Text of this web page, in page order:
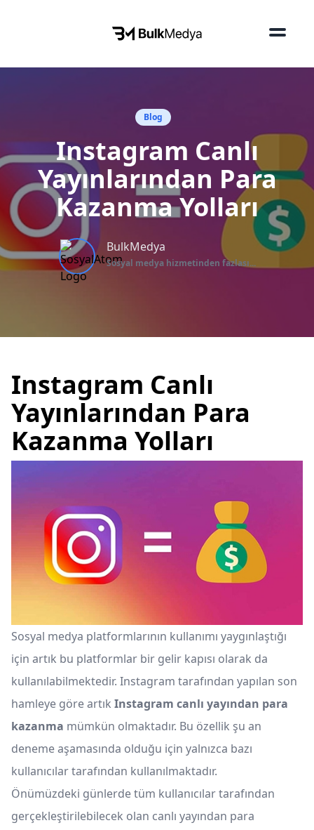
Blog
Instagram Canlı
Yayınlarından Para
Kazanma Yolları
BulkMedya
Sosyal medya hizmetinden fazlası...
Instagram Canlı
Yayınlarından Para
Kazanma Yolları
Sosyal medya platformlarının kullanımı yaygınlaştığı
için artık bu platformlar bir gelir kapısı olarak da
kullanılabilmektedir. Instagram tarafından yapılan son
hamleye göre artık Instagram canlı yayından para
kazanma mümkün olmaktadır. Bu özellik şu an
deneme aşamasında olduğu için yalnızca bazı
kullanıcılar tarafından kullanılmaktadır.
Önümüzdeki günlerde tüm kullanıcılar tarafından
gerçekleştirilebilecek olan canlı yayından para